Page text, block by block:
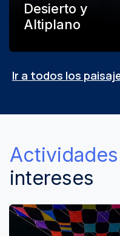
Desierto y
Altiplano
Ir a todos los
Actividades
intereses